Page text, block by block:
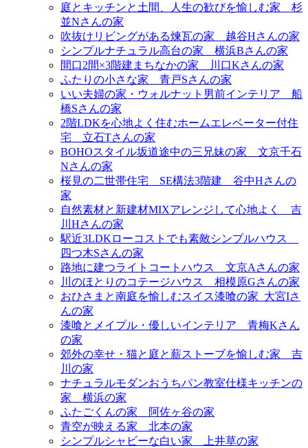
庭とキッチンと土間、人生の歓びを愉しむ家＿杉
並Nさんの家
吹抜けリビングがある煉瓦の家＿越谷Hさんの家
シンプルナチュラル高台の家＿横浜Bさんの家
間口2間×3階建まちなかの家＿川口Kさんの家
ふたりの小さな家＿青戸Sさんの家
いい夫婦の家・ウォルナット男前インテリア＿船
橋Sさんの家
2階LDKを心地よく住むホームエレベーター付住
宅＿立石Tさんの家
BOHOスタイル坂道途中の三兄妹の家＿文京千石
Nさんの家
桜見の二世帯住宅＿SE構法3階建＿谷中Hさんの
家
自然素材と新建材MIXアレンジして心地よく＿吉
川Hさんの家
駅近3LDKローコストでも素敵シンプルハウス＿
四つ木Sさんの家
路地に建つライトコートハウス＿文京Aさんの家
川のほとりのコテージハウス＿相模原Gさんの家
おひさまと南庭を愉しむスイス漆喰の家_大宮Iさ
んの家
漆喰とメイプル・優しいインテリア＿青梅Kさん
の家
郊外の幸せ・猫と庭と薪ストーブを愉しむ家＿吉
川の家
ナチュラルモダンおうちパン教室仕様キッチンの
家＿横浜の家
ふたごくんの家＿阿佐ヶ谷の家
青空が映える家＿北本の家
シンプルシャビーな白い家＿上井草の家